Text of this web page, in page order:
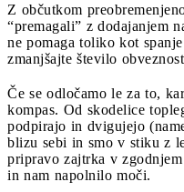
Z občutkom
“premagali” z dodajanjem
ne pomaga toliko kot
zmanjšajte število
Če se odločamo le za to,
kompas. Od skodelice
podpirajo in dvigujejo
blizu sebi in smo v stiku z
pripravo zajtrka v
in nam napolnilo moči.